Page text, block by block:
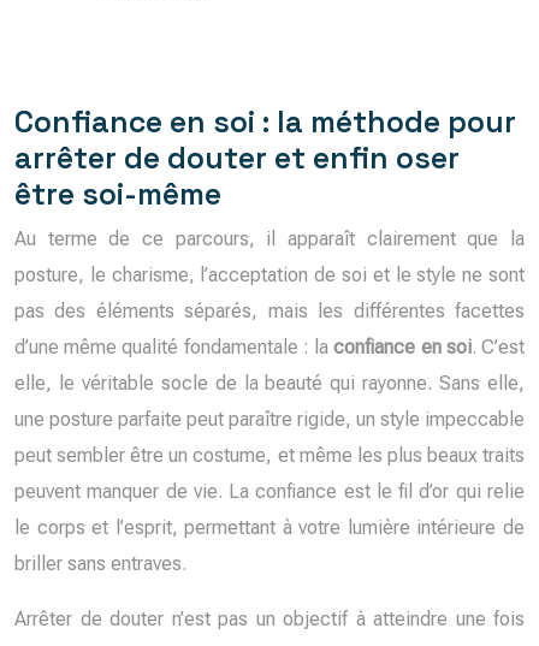
Confiance en soi : la méthode pour
arrêter de douter et enfin oser
être soi-même
Au terme de ce parcours, il apparaît clairement que la
posture, le charisme, l’acceptation de soi et le style ne sont
pas des éléments séparés, mais les différentes facettes
d’une même qualité fondamentale : laconfiance en soi. C’est
elle, le véritable socle de la beauté qui rayonne. Sans elle,
une posture parfaite peut paraître rigide, un style impeccable
peut sembler être un costume, et même les plus beaux traits
peuvent manquer de vie. La confiance est le fil d’or qui relie
le corps et l’esprit, permettant à votre lumière intérieure de
briller sans entraves.
Arrêter de douter n’est pas un objectif à atteindre une fois